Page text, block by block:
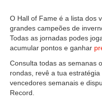
PRÉMIOS
COMO
JOGAR
O Hall of Fame é a lista dos
grandes campeões de
Todas as jornadas podes
acumular pontos e ganhar
Consulta todas as semanas
rondas, revê a tua
vencedores semanais e
Record.